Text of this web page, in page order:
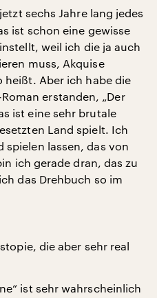
sechs Jahre lang jedes
ist schon eine gewisse
weil ich die ja auch
muss, Akquise
heißt. Aber ich habe die
erstanden, „Der
ist eine sehr brutale
Land spielt. Ich
spielen lassen, das von
ich gerade dran, das zu
das Drehbuch so im
die aber sehr real
ist sehr wahrscheinlich